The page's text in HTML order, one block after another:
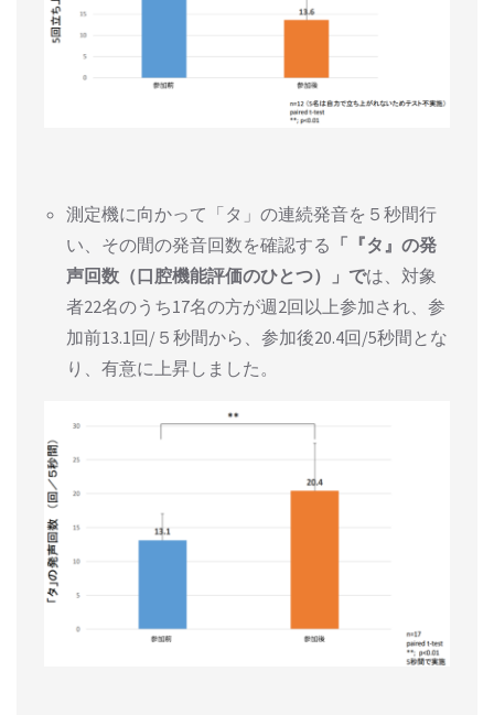
測定機に向かって「タ」の連続発音を５秒間行
い、その間の発音回数を確認する 「『タ』の発
声回数（口腔機能評価のひとつ）」では、対象
者22名のうち17名の方が週2回以上参加され、参
加前13.1回/５秒間から、参加後20.4回/5秒間とな
り、有意に上昇しました。